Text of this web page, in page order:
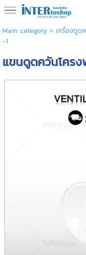
Main category> เครื่องดูด
-1
แขนดูดควันโคร